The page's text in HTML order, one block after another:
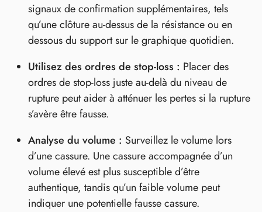
signaux de confirmation supplémentaires, tels
qu’une clôture au-dessus de la résistance ou en
dessous du support sur le graphique quotidien.
Utilisez des ordres de stop-loss : Placer des
ordres de stop-loss juste au-delà du niveau de
rupture peut aider à atténuer les pertes si la rupture
s’avère être fausse.
Analyse du volume : Surveillez le volume lors
d’une cassure. Une cassure accompagnée d’un
volume élevé est plus susceptible d’être
authentique, tandis qu’un faible volume peut
indiquer une potentielle fausse cassure.